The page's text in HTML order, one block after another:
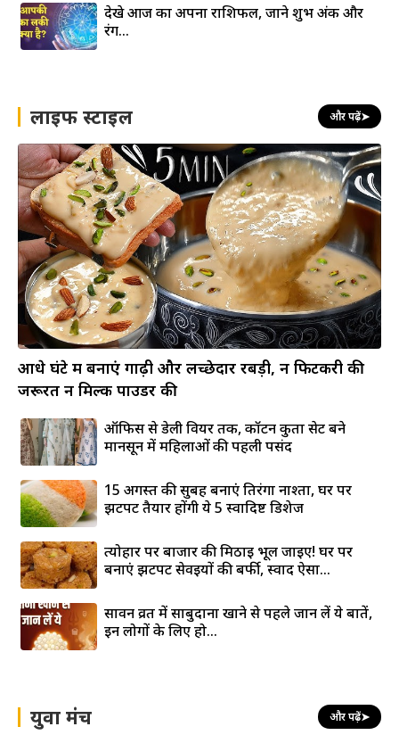
देखे आज का अपना राशिफल, जाने शुभ अंक और
रंग…
लाइफ स्टाइल और पढ़ें➤
आधे घंटे में बनाएं गाढ़ी और लच्छेदार रबड़ी, न फिटकरी की
जरूरत न मिल्क पाउडर की
ऑफिस से डेली वियर तक, कॉटन कुर्ता सेट बने
मानसून में महिलाओं की पहली पसंद
15 अगस्त की सुबह बनाएं तिरंगा नाश्ता, घर पर
झटपट तैयार होंगी ये 5 स्वादिष्ट डिशेज
त्योहार पर बाजार की मिठाई भूल जाइए! घर पर
बनाएं झटपट सेवइयों की बर्फी, स्वाद ऐसा...
सावन व्रत में साबुदाना खाने से पहले जान लें ये बातें,
इन लोगों के लिए हो...
युवा मंच और पढ़ें➤